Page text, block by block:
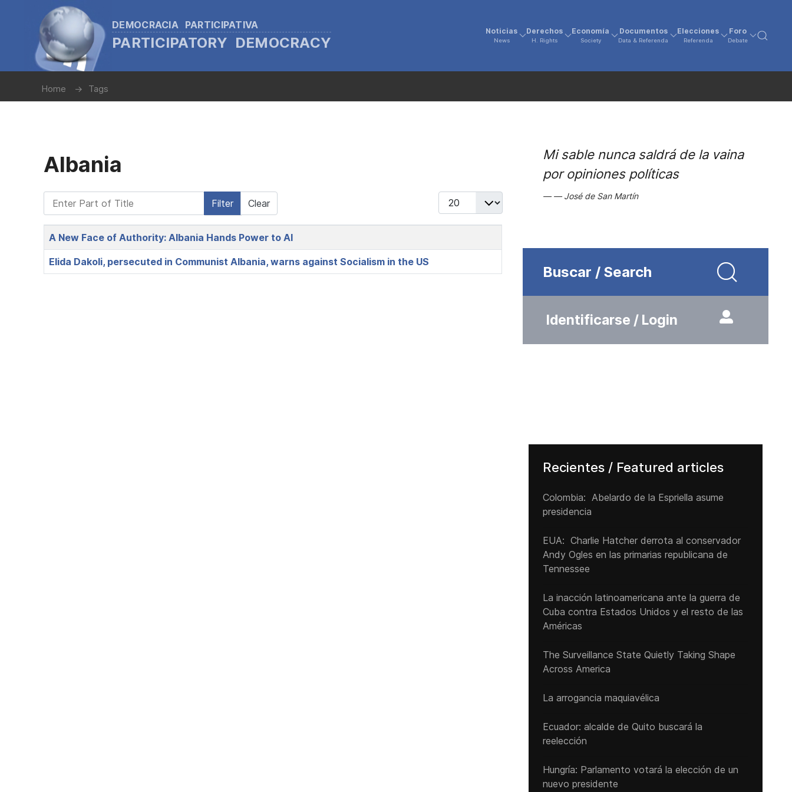
DEMOCRACIA PARTICIPATIVA
PARTICIPATORY DEMOCRACY
Noticias
News
Derechos
H. Rights
Economía
Society
Documentos
Data & Referenda
Elecciones
Referenda
Foro
Debate
Home Tags
Albania
Enter Part of Title Filter Clear Display #
Title
A New Face of Authority: Albania Hands Power to AI
Elida Dakoli, persecuted in Communist Albania, warns against Socialism in the US
Mi sable nunca saldrá de la vaina
por opiniones políticas
José de San Martín
Buscar / Search
Identificarse / Login
Recientes / Featured articles
Colombia: Abelardo de la Espriella asume
presidencia
EUA: Charlie Hatcher derrota al conservador
Andy Ogles en las primarias republicana de
Tennessee
La inacción latinoamericana ante la guerra de
Cuba contra Estados Unidos y el resto de las
Américas
The Surveillance State Quietly Taking Shape
Across America
La arrogancia maquiavélica
Ecuador: alcalde de Quito buscará la
reelección
Hungría: Parlamento votará la elección de un
nuevo presidente